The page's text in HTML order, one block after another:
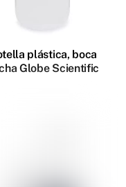
plástica, boca
Globe Scientific